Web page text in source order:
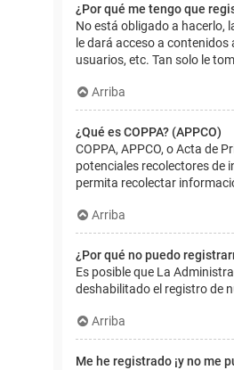
¿Por qué me tengo que
No está obligado a hacerlo,
le dará acceso a
usuarios, etc. Tan solo le
Arriba
¿Qué es COPPA? (APPCO)
COPPA, APPCO, o Acta de
potenciales recolectores de
permita recolectar
Arriba
¿Por qué no puedo
Es posible que La
deshabilitado el registro de
Arriba
Me he registrado ¡y no me